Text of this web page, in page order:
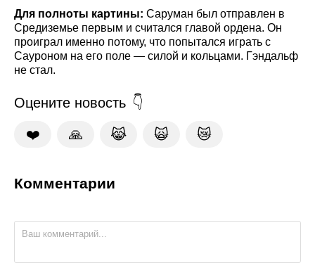
Для полноты картины: Саруман был отправлен в
Средиземье первым и считался главой ордена. Он
проиграл именно потому, что попытался играть с
Сауроном на его поле — силой и кольцами. Гэндальф
не стал.
Оцените новость
❤️ 🙏 😹 🙀 😿
Комментарии